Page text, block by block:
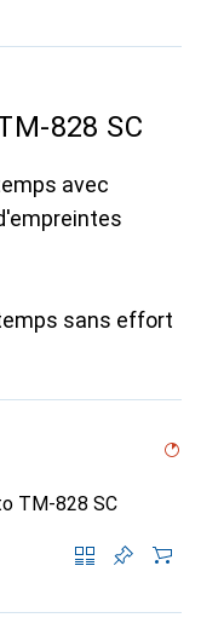
828 SC
avec
sans effort
TM-828 SC